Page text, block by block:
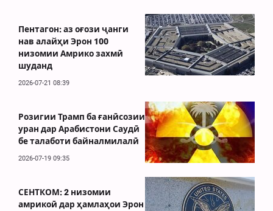
Пентагон: аз оғози ҷанги
нав алайҳи Эрон 100
низомии Амрико захмӣ
шуданд
2026-07-21 08:39
Розигии Трамп ба ғанӣсозии
уран дар Арабистони Саудӣ
бе талаботи байналмилалӣ
2026-07-19 09:35
СЕНТКОМ: 2 низомии
амрикоӣ дар ҳамлаҳои Эрон